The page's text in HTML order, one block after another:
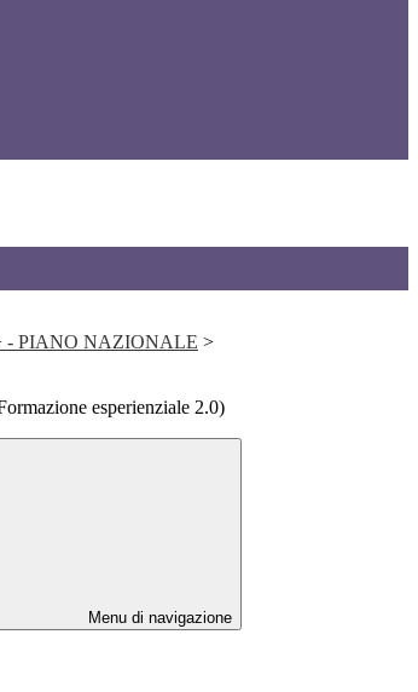
- PIANO NAZIONALE >
esperienziale 2.0)
Menu di navigazione